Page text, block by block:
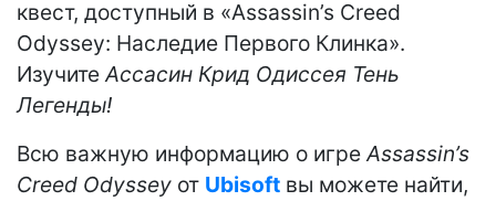
квест, доступный в «Assassin’s Creed
Odyssey: Наследие Первого Клинка».
ИзучитеAссасин Крид Одиссея Тень
Легенды!
Всю важную информацию о игреAssassin’s
Creed Odyssey от Ubisoft вы можете найти,